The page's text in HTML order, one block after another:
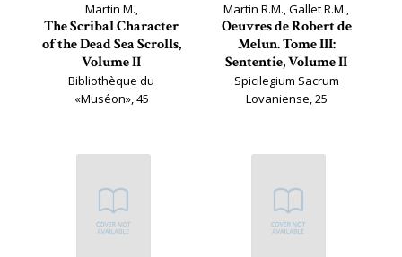
Martin M.,
The Scribal Character
of the Dead Sea Scrolls,
Volume II
Bibliothèque du
«Muséon», 45
Martin R.M., Gallet R.M.,
Oeuvres de Robert de
Melun. Tome III:
Sententie, Volume II
Spicilegium Sacrum
Lovaniense, 25